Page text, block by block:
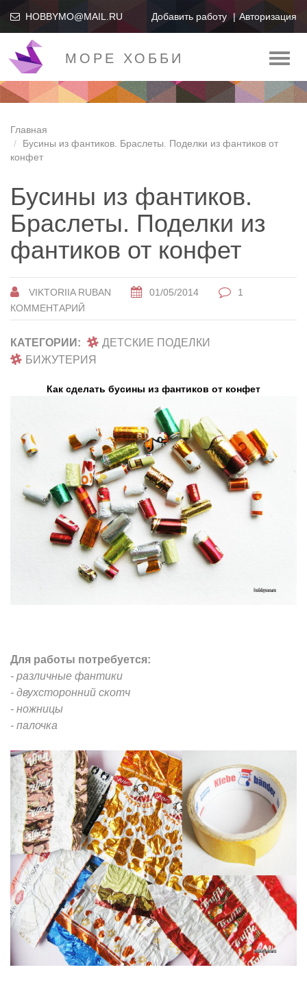
HOBBYMO@MAIL.RU Добавить работу Авторизация
МОРЕ ХОББИ
Главная
Бусины из фантиков. Браслеты. Поделки из фантиков от
конфет
Бусины из фантиков.
Браслеты. Поделки из
фантиков от конфет
VIKTORIIA RUBAN 01/05/2014
1
КОММЕНТАРИЙ
КАТЕГОРИИ:
ДЕТСКИЕ ПОДЕЛКИ
БИЖУТЕРИЯ
Как сделать бусины из фантиков от конфет
Для работы потребуется:
- различные фантики
- двухсторонний скотч
- ножницы
- палочка